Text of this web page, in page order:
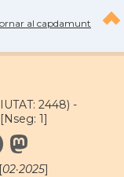
al capdamunt
2448) -
[Nseg: 1]
02·2025]